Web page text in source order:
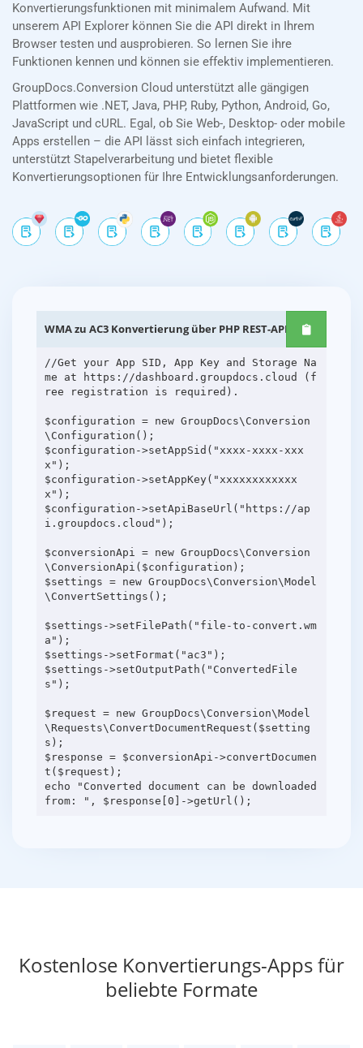
Konvertierungsfunktionen mit minimalem Aufwand. Mit
unserem API Explorer können Sie die API direkt in Ihrem
Browser testen und ausprobieren. So lernen Sie ihre
Funktionen kennen und können sie effektiv implementieren.
GroupDocs.Conversion Cloud unterstützt alle gängigen
Plattformen wie .NET, Java, PHP, Ruby, Python, Android, Go,
JavaScript und cURL. Egal, ob Sie Web-, Desktop- oder mobile
Apps erstellen – die API lässt sich einfach integrieren,
unterstützt Stapelverarbeitung und bietet flexible
Konvertierungsoptionen für Ihre Entwicklungsanforderungen.
WMA zu AC3 Konvertierung über PHP REST-APIs
//Get your App SID, App Key and Storage Na
me at https://dashboard.groupdocs.cloud (f
ree registration is required).
$configuration = new GroupDocs\Conversion
\Configuration();
$configuration->setAppSid("xxxx-xxxx-xxx
x");
$configuration->setAppKey("xxxxxxxxxxxx
x");
$configuration->setApiBaseUrl("https://ap
i.groupdocs.cloud");
$conversionApi = new GroupDocs\Conversion
\ConversionApi($configuration);
$settings = new GroupDocs\Conversion\Model
\ConvertSettings();
$settings->setFilePath("file-to-convert.wm
a");
$settings->setFormat("ac3");
$settings->setOutputPath("ConvertedFile
s");
$request = new GroupDocs\Conversion\Model
\Requests\ConvertDocumentRequest($setting
s);
$response = $conversionApi->convertDocumen
t($request);
echo "Converted document can be downloaded
Kostenlose Konvertierungs-Apps für
beliebte Formate